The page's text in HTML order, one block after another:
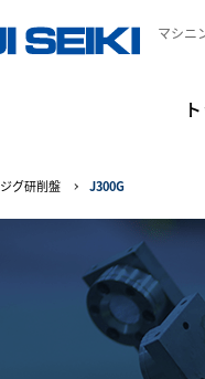
マシニ
ジグ研削盤 J300G